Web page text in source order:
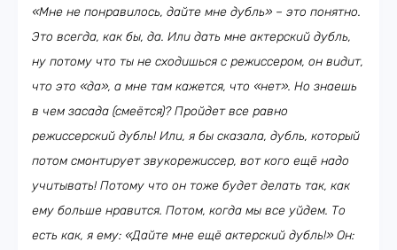
«Мне не понравилось, дайте мне дубль» – это понятно.
Это всегда, как бы, да. Или дать мне актерский дубль,
ну потому что ты не сходишься с режиссером, он видит,
что это «да», а мне там кажется, что «нет». Но знаешь
в чем засада (смеётся)? Пройдет все равно
режиссерский дубль! Или, я бы сказала, дубль, который
потом смонтирует звукорежиссер, вот кого ещё надо
учитывать! Потому что он тоже будет делать так, как
ему больше нравится. Потом, когда мы все уйдем. То
есть как, я ему: «Дайте мне ещё актерский дубль!» Он: